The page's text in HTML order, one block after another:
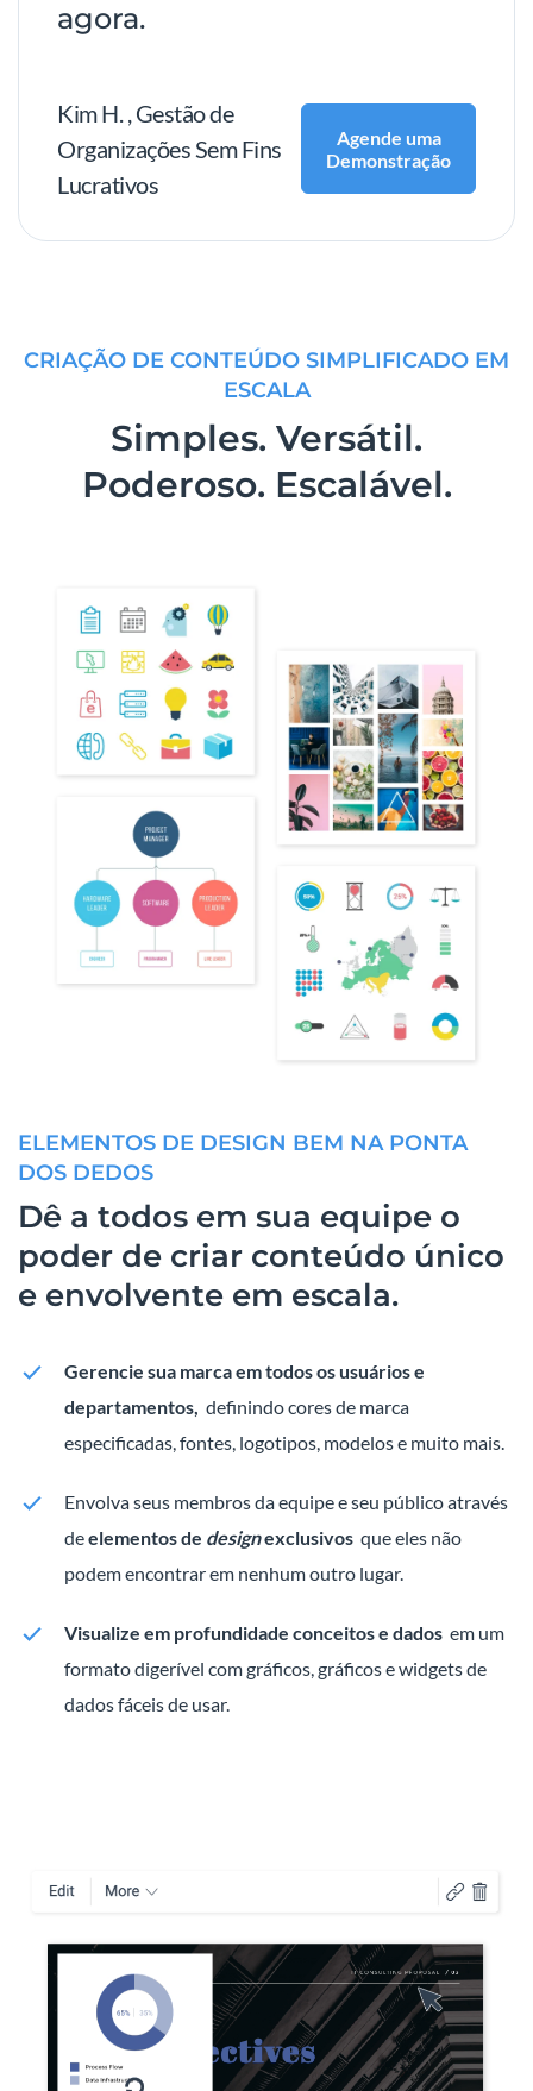
agora.
Kim H. , Gestão de
Organizações Sem Fins
Lucrativos
Agende uma
Demonstração
CRIAÇÃO DE CONTEÚDO SIMPLIFICADO EM
ESCALA
Simples. Versátil.
Poderoso. Escalável.
ELEMENTOS DE DESIGN BEM NA PONTA
DOS DEDOS
Dê a todos em sua equipe o
poder de criar conteúdo único
e envolvente em escala.
Gerencie sua marca em todos os usuários e
departamentos, definindo cores de marca
especificadas, fontes, logotipos, modelos e muito mais.
Envolva seus membros da equipe e seu público através
deelementos de designexclusivos que eles não
podem encontrar em nenhum outro lugar.
Visualize em profundidade conceitos e dados em um
formato digerível com gráficos, gráficos e widgets de
dados fáceis de usar.